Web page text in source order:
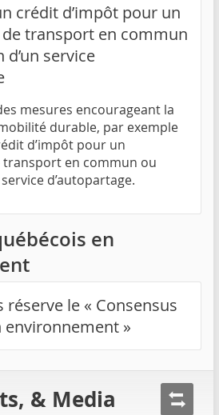
crédit d’impôt pour un
transport en commun
d’un service
mesures encourageant la
durable, par exemple
d’impôt pour un
en commun ou
d’autopartage.
en
réserve le « Consensus
environnement »
& Media